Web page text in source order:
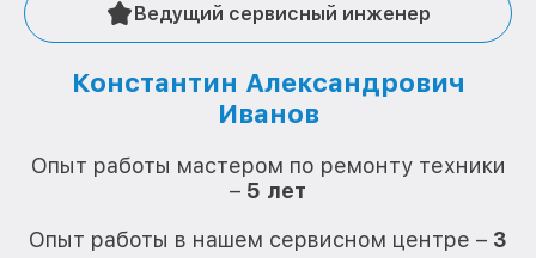
Ведущий сервисный инженер
Константин Александрович
Иванов
Опыт работы мастером по ремонту техники
– 5 лет
Опыт работы в нашем сервисном центре – 3